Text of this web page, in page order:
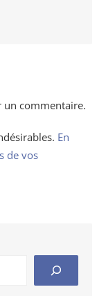
commentaire.
En
de vos